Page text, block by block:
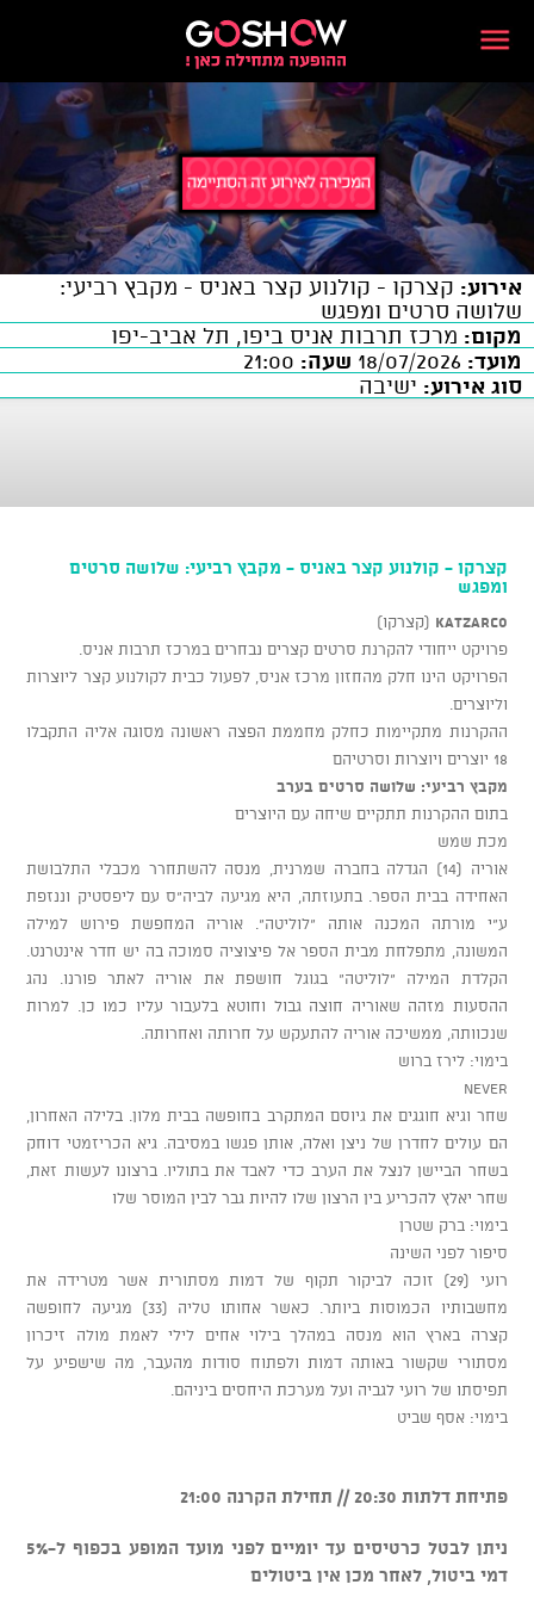
אירוע: קצרקו - קולנוע קצר באניס - מקבץ רביעי:
שלושה סרטים ומפגש
מקום: מרכז תרבות אניס ביפו, תל אביב-יפו
מועד:
שעה:
סוג אירוע: ישיבה
קצרקו - קולנוע קצר באניס - מקבץ רביעי: שלושה סרטים
ומפגש
KATZARCO (קצרקו)
פרויקט ייחודי להקרנת סרטים קצרים נבחרים במרכז תרבות אניס.
הפרויקט הינו חלק מהחזון מרכז אניס, לפעול כבית לקולנוע קצר ליוצרות
וליוצרים.
ההקרנות מתקיימות כחלק מחממת הפצה ראשונה מסוגה אליה התקבלו
18 יוצרים ויוצרות וסרטיהם
מקבץ רביעי: שלושה סרטים בערב
בתום ההקרנות תתקיים שיחה עם היוצרים
מכת שמש
אוריה (14) הגדלה בחברה שמרנית, מנסה להשתחרר מכבלי התלבושת
האחידה בבית הספר. בתעוזתה, היא מגיעה לביה"ס עם ליפסטיק וננזפת
ע"י מורתה המכנה אותה "לוליטה". אוריה המחפשת פירוש למילה
המשונה, מתפלחת מבית הספר אל פיצוציה סמוכה בה יש חדר אינטרנט.
הקלדת המילה "לוליטה" בגוגל חושפת את אוריה לאתר פורנו. נהג
ההסעות מזהה שאוריה חוצה גבול וחוטא בלעבור עליו כמו כן. למרות
שנכוותה, ממשיכה אוריה להתעקש על חרותה ואחרותה.
בימוי: לירז ברוש
NEVER
שחר וגיא חוגגים את גיוסם המתקרב בחופשה בבית מלון. בלילה האחרון,
הם עולים לחדרן של ניצן ואלה, אותן פגשו במסיבה. גיא הכריזמטי דוחק
בשחר הביישן לנצל את הערב כדי לאבד את בתוליו. ברצונו לעשות זאת,
שחר יאלץ להכריע בין הרצון שלו להיות גבר לבין המוסר שלו
בימוי: ברק שטרן
סיפור לפני השינה
רועי (29) זוכה לביקור תקוף של דמות מסתורית אשר מטרידה את
מחשבותיו הכמוסות ביותר. כאשר אחותו טליה (33) מגיעה לחופשה
קצרה בארץ הוא מנסה במהלך בילוי אחים לילי לאמת מולה זיכרון
מסתורי שקשור באותה דמות ולפתוח סודות מהעבר, מה שישפיע על
תפיסתו של רועי לגביה ועל מערכת היחסים ביניהם.
בימוי: אסף שביט
פתיחת דלתות 20:30 // תחילת הקרנה 21:00
ניתן לבטל כרטיסים עד יומיים לפני מועד המופע בכפוף ל-5%
דמי ביטול, לאחר מכן אין ביטולים